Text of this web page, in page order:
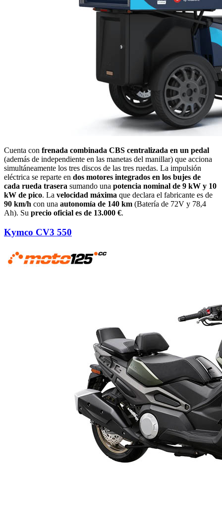
Cuenta con frenada combinada CBS centralizada en un pedal
(además de independiente en las manetas del manillar) que acciona
simultáneamente los tres discos de las tres ruedas. La impulsión
eléctrica se reparte en dos motores integrados en los bujes de
cada rueda trasera sumando una potencia nominal de 9 kW y 10
kW de pico. La velocidad máxima que declara el fabricante es de
90 km/h con una autonomía de 140 km (Batería de 72V y 78,4
Ah). Su precio oficial es de 13.000 €.
Kymco CV3 550